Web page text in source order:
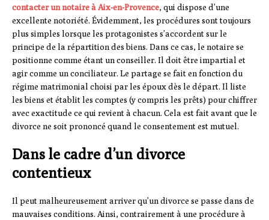
contacter un notaire à Aix-en-Provence, qui dispose d’une
excellente notoriété. Évidemment, les procédures sont toujours
plus simples lorsque les protagonistes s’accordent sur le
principe de la répartition des biens. Dans ce cas, le notaire se
positionne comme étant un conseiller. Il doit être impartial et
agir comme un conciliateur. Le partage se fait en fonction du
régime matrimonial choisi par les époux dès le départ. Il liste
les biens et établit les comptes (y compris les prêts) pour chiffrer
avec exactitude ce qui revient à chacun. Cela est fait avant que le
divorce ne soit prononcé quand le consentement est mutuel.
Dans le cadre d’un divorce
contentieux
Il peut malheureusement arriver qu’un divorce se passe dans de
mauvaises conditions. Ainsi, contrairement à une procédure à